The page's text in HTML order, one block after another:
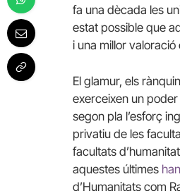
fa una dècada les
estat possible que
i una millor
El glamur, els
exerceixen un
segon pla l’esforç
privatiu de les
facultats
aquestes últimes
d’Humanitats com